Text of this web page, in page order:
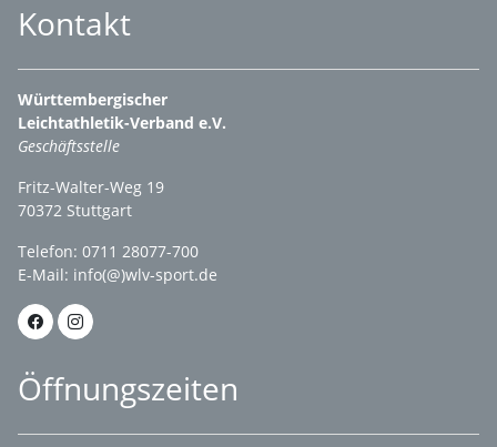
Kontakt
Württembergischer
Leichtathletik-Verband e.V.
Geschäftsstelle
Fritz-Walter-Weg 19
70372 Stuttgart
Telefon: 0711 28077-700
E-Mail: info(@)wlv-sport.de
Öffnungszeiten